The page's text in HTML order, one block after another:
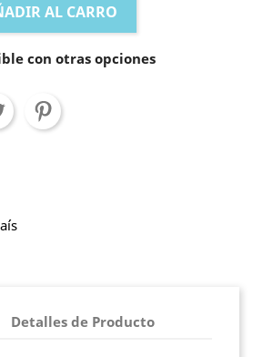
AL CARRO
con otras opciones
Detalles de Producto